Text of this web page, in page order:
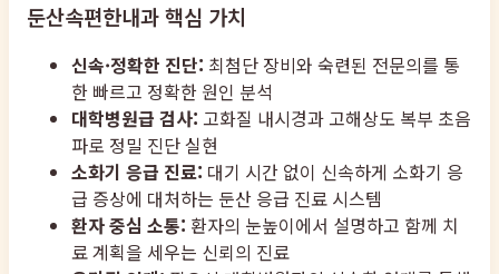
둔산속편한내과 핵심 가치
신속·정확한 진단: 최첨단 장비와 숙련된 전문의를 통
한 빠르고 정확한 원인 분석
대학병원급 검사: 고화질 내시경과 고해상도 복부 초음
파로 정밀 진단 실현
소화기 응급 진료: 대기 시간 없이 신속하게 소화기 응
급 증상에 대처하는 둔산 응급 진료 시스템
환자 중심 소통: 환자의 눈높이에서 설명하고 함께 치
료 계획을 세우는 신뢰의 진료